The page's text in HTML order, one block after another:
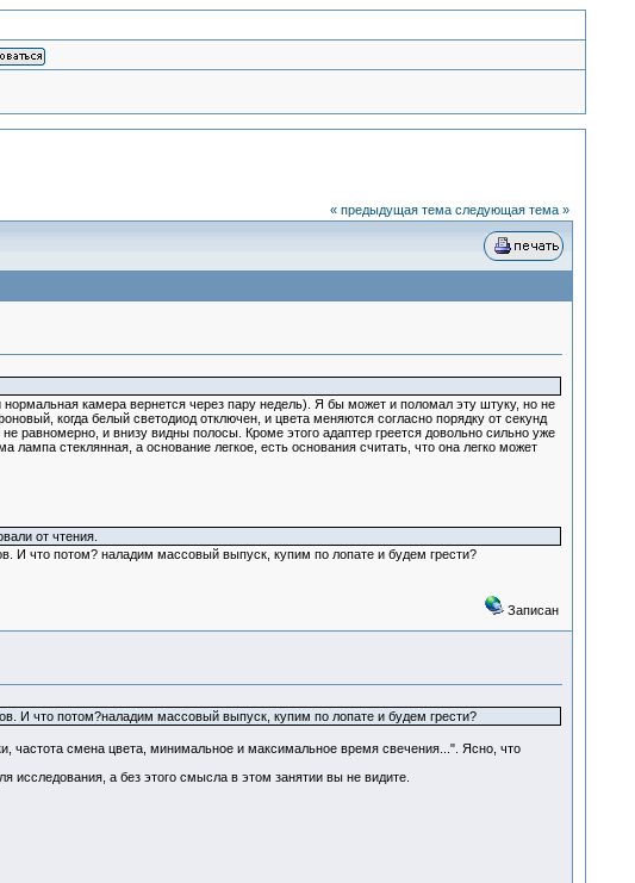
« предыдущая тема следующая тема »
камера вернется через пару недель). Я бы может и поломал эту штуку, но не
когда белый светодиод отключен, и цвета меняются согласно порядку от секунд
равномерно, и внизу видны полосы. Кроме этого адаптер греется довольно сильно уже
стеклянная, а основание легкое, есть основания считать, что она легко может
от чтения.
И что потом? наладим массовый выпуск, купим по лопате и будем грести?
Записан
И что потом?наладим массовый выпуск, купим по лопате и будем грести?
смена цвета, минимальное и максимальное время свечения...". Ясно, что
исследования, а без этого смысла в этом занятии вы не видите.